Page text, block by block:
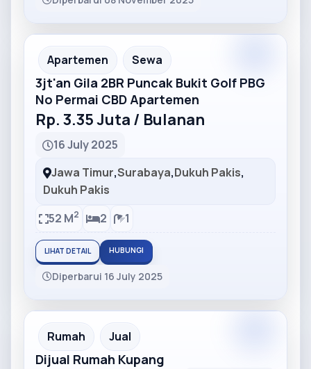
Partner Ad
Apartemen Sewa
3jt'an Gila 2BR Puncak Bukit Golf PBG
No Permai CBD Apartemen
Rp. 3.35 Juta / Bulanan
16 July 2025
Jawa Timur,Surabaya,Dukuh Pakis,
Dukuh Pakis
52 M2 2 1
LIHAT DETAIL HUBUNGI
Diperbarui 16 July 2025
Partner Ad
Rumah Jual
Dijual Rumah Kupang